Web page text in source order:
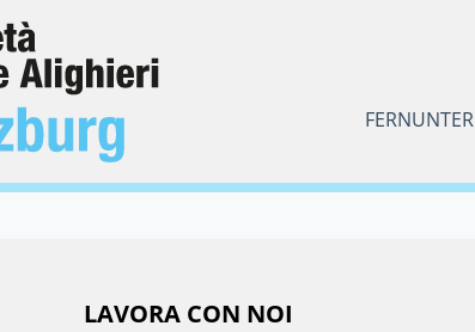
LAVORA CON NOI